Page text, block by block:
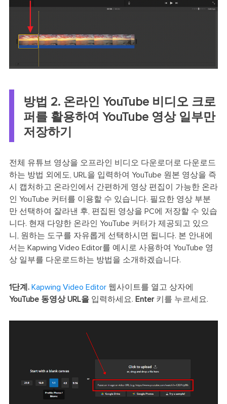
방법 2. 온라인 YouTube 비디오 크로
퍼를 활용하여 YouTube 영상 일부만
저장하기
전체 유튜브 영상을 오프라인 비디오 다운로더로 다운로드
하는 방법 외에도, URL을 입력하여 YouTube 원본 영상을 즉
시 캡처하고 온라인에서 간편하게 영상 편집이 가능한 온라
인 YouTube 커터를 이용할 수 있습니다. 필요한 영상 부분
만 선택하여 잘라낸 후, 편집된 영상을 PC에 저장할 수 있습
니다. 현재 다양한 온라인 YouTube 커터가 제공되고 있으
니, 원하는 도구를 자유롭게 선택하시면 됩니다. 본 안내에
서는 Kapwing Video Editor를 예시로 사용하여 YouTube 영
상 일부를 다운로드하는 방법을 소개하겠습니다.
1단계. Kapwing Video Editor웹사이트를 열고 상자에
YouTube 동영상 URL을입력하세요. Enter키를 누르세요.